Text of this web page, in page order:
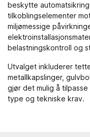
beskytte
tilkoblingselementer
miljømessige
belastningskontroll og
Utvalget inkluderer
metallkapslinger,
gjør det mulig å
type og tekniske krav.